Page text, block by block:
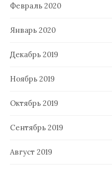
Февраль 2020
Январь 2020
Декабрь 2019
Ноябрь 2019
Октябрь 2019
Сентябрь 2019
Август 2019